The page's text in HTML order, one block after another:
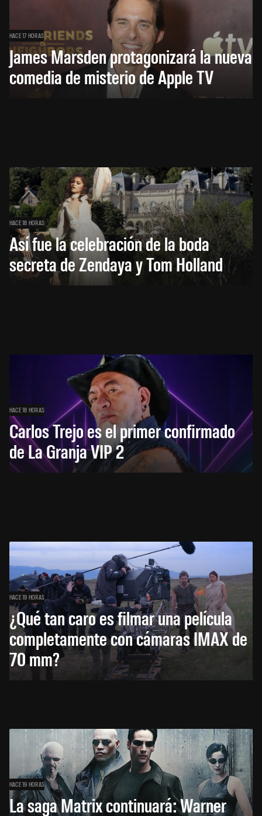
HACE 17 HORAS
James Marsden protagonizará la nueva
comedia de misterio de Apple TV
HACE 18 HORAS
Así fue la celebración de la boda
secreta de Zendaya y Tom Holland
HACE 18 HORAS
Carlos Trejo es el primer confirmado
de La Granja VIP 2
HACE 19 HORAS
¿Qué tan caro es filmar una película
completamente con cámaras IMAX de
70 mm?
HACE 19 HORAS
La saga Matrix continuará: Warner